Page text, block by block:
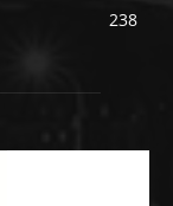
238